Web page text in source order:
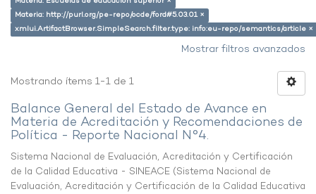
Materia: http://purl.org/pe-repo/ocde/ford#5.03.01 ×
xmlui.ArtifactBrowser.SimpleSearch.filter.type: info:eu-repo/semantics/article ×
Mostrar filtros avanzados
Mostrando ítems 1-1 de 1
Balance General del Estado de Avance en
Materia de Acreditación y Recomendaciones de
Política - Reporte Nacional N°4.
Sistema Nacional de Evaluación, Acreditación y Certificación
de la Calidad Educativa - SINEACE (Sistema Nacional de
Evaluación, Acreditación y Certificación de la Calidad Educativa